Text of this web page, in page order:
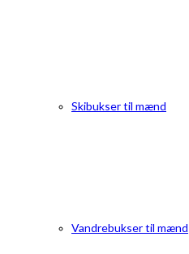
Skibukser til mænd
Vandrebukser til mænd